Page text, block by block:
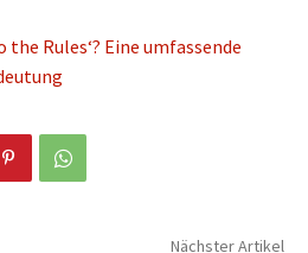
the Rules‘? Eine umfassende
Nächster Artikel